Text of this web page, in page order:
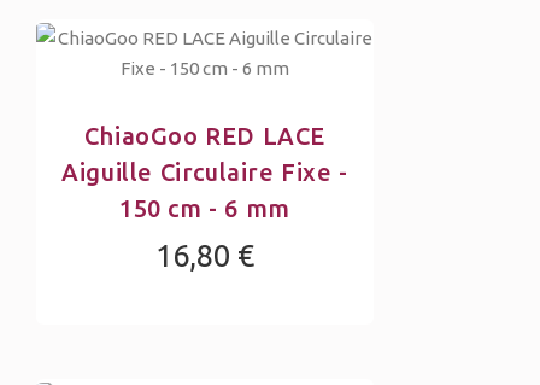
ChiaoGoo RED LACE
Aiguille Circulaire Fixe -
150 cm - 6 mm
16,80 €